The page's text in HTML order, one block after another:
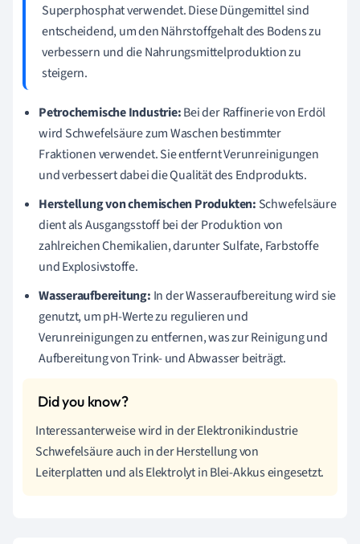
Superphosphat verwendet. Diese Düngemittel sind
entscheidend, um den Nährstoffgehalt des Bodens zu
verbessern und die Nahrungsmittelproduktion zu
steigern.
Petrochemische Industrie:Bei der Raffinerie von Erdöl
wird Schwefelsäure zum Waschen bestimmter
Fraktionen verwendet. Sie entfernt Verunreinigungen
und verbessert dabei die Qualität des Endprodukts.
Herstellung von chemischen Produkten: Schwefelsäure
dient als Ausgangsstoff bei der Produktion von
zahlreichen Chemikalien, darunter Sulfate, Farbstoffe
und Explosivstoffe.
Wasseraufbereitung: In der Wasseraufbereitung wird sie
genutzt, um pH-Werte zu regulieren und
Verunreinigungen zu entfernen, was zur Reinigung und
Aufbereitung von Trink- und Abwasser beiträgt.
Interessanterweise wird in der Elektronikindustrie
Schwefelsäure auch in der Herstellung von
Leiterplatten und als Elektrolyt in Blei-Akkus eingesetzt.